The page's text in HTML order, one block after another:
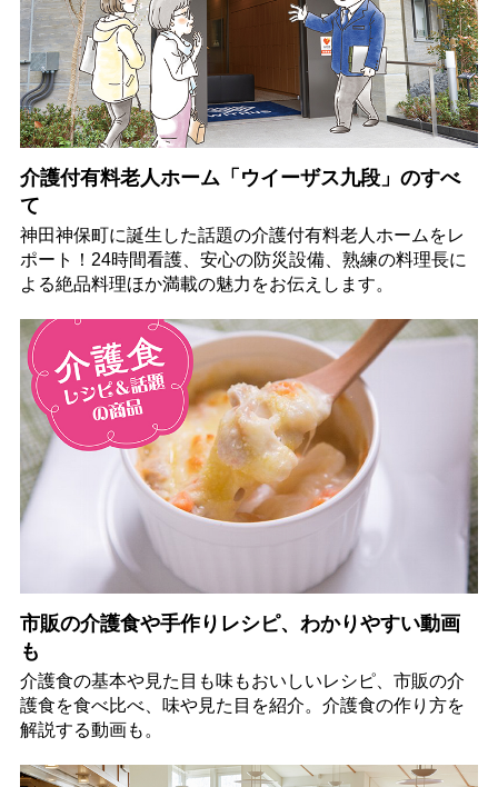
介護付有料老人ホーム「ウイーザス九段」のすべ
て
神田神保町に誕生した話題の介護付有料老人ホームをレ
ポート！24時間看護、安心の防災設備、熟練の料理長に
よる絶品料理ほか満載の魅力をお伝えします。
市販の介護食や手作りレシピ、わかりやすい動画
も
介護食の基本や見た目も味もおいしいレシピ、市販の介
護食を食べ比べ、味や見た目を紹介。介護食の作り方を
解説する動画も。